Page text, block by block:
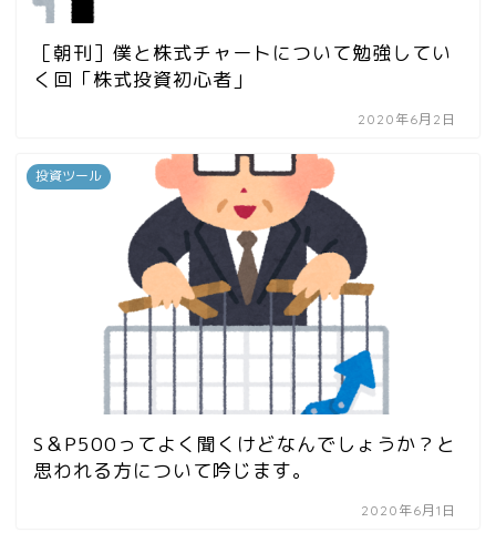
［朝刊］僕と株式チャートについて勉強してい
く回「株式投資初心者」
2020年6月2日
投資ツール
S＆P500ってよく聞くけどなんでしょうか？と
思われる方について吟じます。
2020年6月1日